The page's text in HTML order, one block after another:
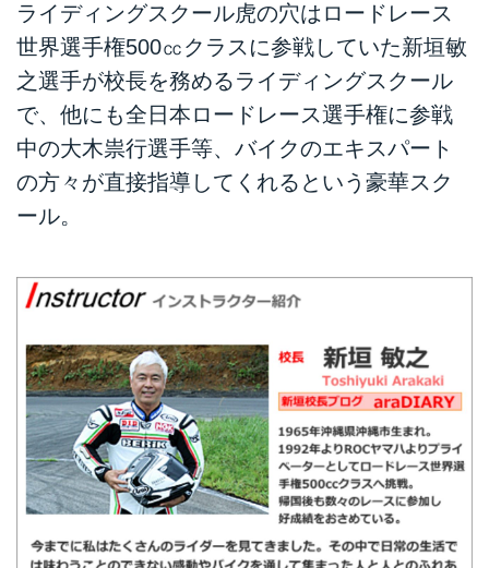
ライディングスクール虎の穴はロードレース
世界選手権500㏄クラスに参戦していた新垣敏
之選手が校長を務めるライディングスクール
で、他にも全日本ロードレース選手権に参戦
中の大木祟行選手等、バイクのエキスパート
の方々が直接指導してくれるという豪華スク
ール。